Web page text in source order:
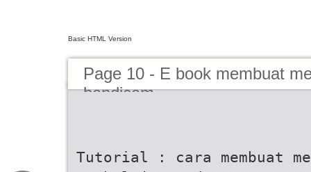
Basic HTML Version
Page 10 - E book membuat
bandicam
Tutorial : cara membuat